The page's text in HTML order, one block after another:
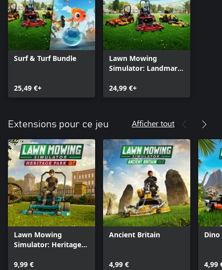
Surf & Turf Bundle
25,49 €+
Lawn Mowing
Simulator: Landmark
24,99 €+
Extensions pour ce jeu Afficher tout
Lawn Mowing
Simulator: Heritage
9,99 €
Ancient Britain
4,99 €
Dino
4,99